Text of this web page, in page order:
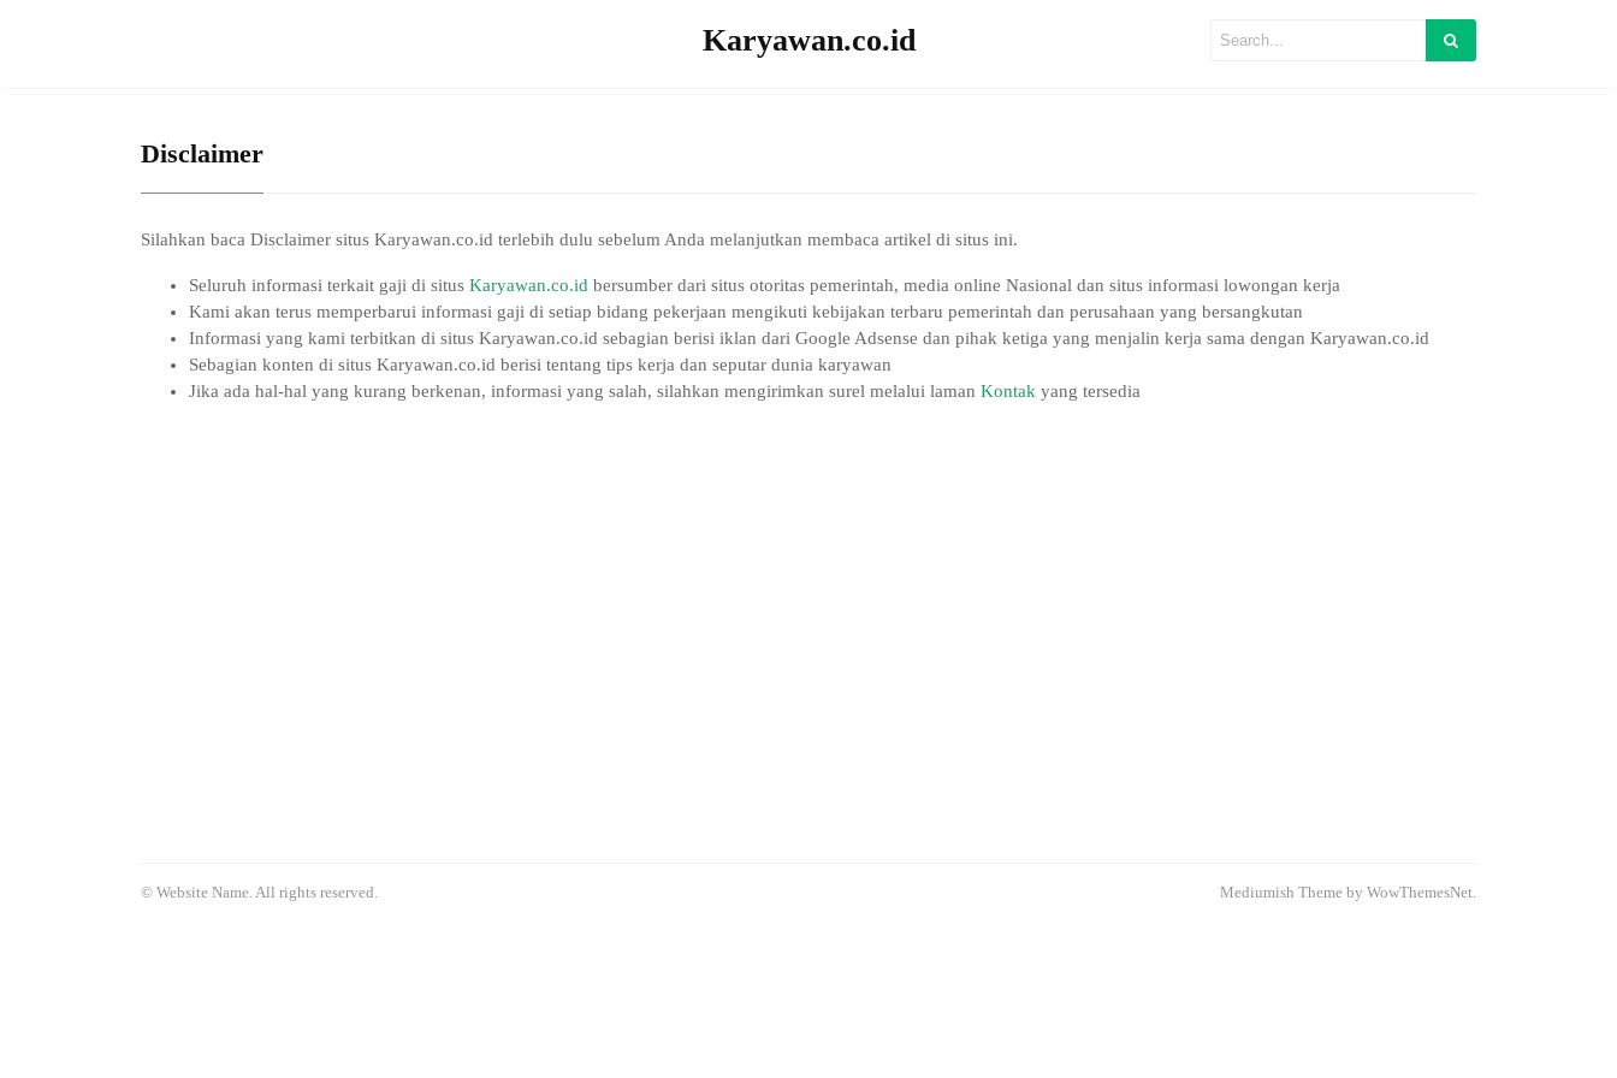
Karyawan.co.id
Disclaimer
Silahkan baca Disclaimer situs Karyawan.co.id terlebih dulu sebelum Anda melanjutkan membaca artikel di situs ini.
Seluruh informasi terkait gaji di situs Karyawan.co.id bersumber dari situs otoritas pemerintah, media online Nasional dan situs informasi lowongan kerja
Kami akan terus memperbarui informasi gaji di setiap bidang pekerjaan mengikuti kebijakan terbaru pemerintah dan perusahaan yang bersangkutan
Informasi yang kami terbitkan di situs Karyawan.co.id sebagian berisi iklan dari Google Adsense dan pihak ketiga yang menjalin kerja sama dengan Karyawan.co.id
Sebagian konten di situs Karyawan.co.id berisi tentang tips kerja dan seputar dunia karyawan
Jika ada hal-hal yang kurang berkenan, informasi yang salah, silahkan mengirimkan surel melalui laman Kontak yang tersedia
© Website Name. All rights reserved. Mediumish Theme by WowThemesNet.